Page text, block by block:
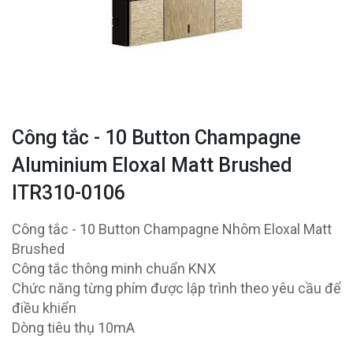
Công tắc - 10 Button Champagne
Aluminium Eloxal Matt Brushed
ITR310-0106
Công tắc - 10 Button Champagne Nhôm Eloxal Matt
Brushed
Công tắc thông minh chuẩn KNX
Chức năng từng phím được lập trình theo yêu cầu để
điều khiển
Dòng tiêu thụ 10mA